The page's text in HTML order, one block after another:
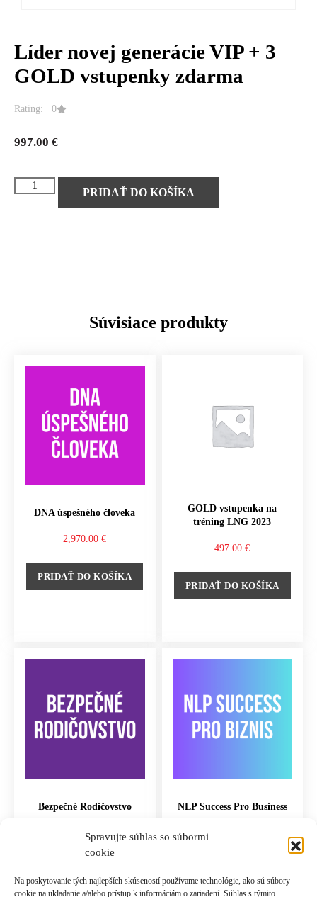
Spravujte súhlas so súbormi
cookie
Na poskytovanie tých najlepších skúseností používame technológie, ako sú súbory
cookie na ukladanie a/alebo prístup k informáciám o zariadení. Súhlas s týmito
Líder novej generácie VIP + 3
GOLD vstupenky zdarma
Rating: 0
997.00 €
PRIDAŤ DO KOŠÍKA
Súvisiace produkty
DNA úspešného človeka
2,970.00€
PRIDAŤ DO KOŠÍKA
GOLD vstupenka na
tréning LNG 2023
497.00€
PRIDAŤ DO KOŠÍKA
Bezpečné Rodičovstvo
2,690.00
NLP Success Pro Business